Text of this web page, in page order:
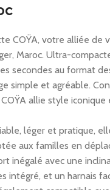
COŸA, votre alliée de
Maroc. Ultra-
secondes au format
simple et agréable.
allie style
léger et pratique,
aux familles en
inégalé avec une
intégré, et un harnais